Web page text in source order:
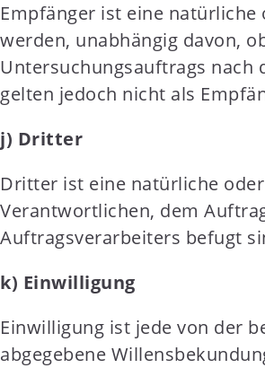
Empfänger ist eine
werden, unabhängig davon,
Untersuchungsauftrags nach
gelten jedoch nicht als
j) Dritter
Dritter ist eine natürliche
Verantwortlichen, dem
Auftragsverarbeiters befugt
k) Einwilligung
Einwilligung ist jede von der
abgegebene